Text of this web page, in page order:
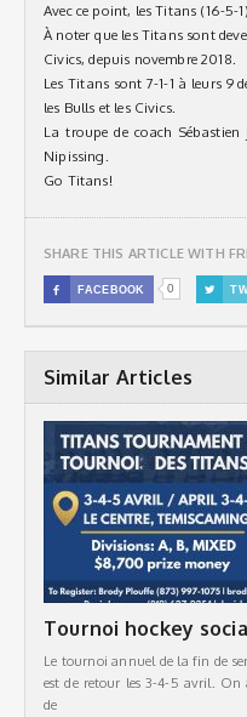
Avec ce point, les Titans (16-5-
À noter que les Titans sont
Civics, depuis novembre 2018.
Les Titans sont 7-1-1 à leurs 9
les Bulls et les Civics.
La troupe de coach
Nipissing.
Go Titans!
SHARE THIS ARTICLE WITH
 FACEBOOK 0 
Similar Articles
Tournoi hockey
Le tournoi annuel de la fin de
est de retour les 3-4-5 avril.
de